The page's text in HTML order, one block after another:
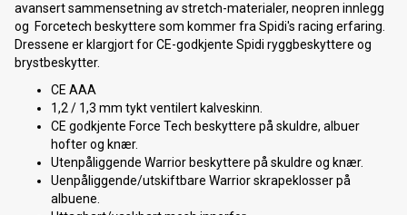
avansert sammensetning av stretch-materialer, neopren innlegg
og Forcetech beskyttere som kommer fra Spidi's racing erfaring.
Dressene er klargjort for CE-godkjente Spidi ryggbeskyttere og
brystbeskytter.
CE AAA
1,2 / 1,3 mm tykt ventilert kalveskinn.
CE godkjente Force Tech beskyttere på skuldre, albuer
hofter og knær.
Utenpåliggende Warrior beskyttere på skuldre og knær.
Uenpåliggende/utskiftbare Warrior skrapeklosser på
albuene.